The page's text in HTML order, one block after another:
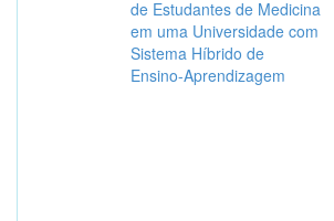
de Estudantes de Medicina
em uma Universidade com
Sistema Híbrido de
Ensino-Aprendizagem